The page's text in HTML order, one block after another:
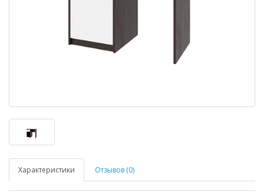
Характеристики Отзывов (0)